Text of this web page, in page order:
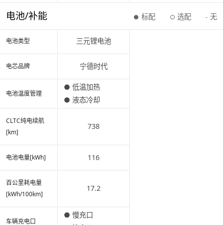
电池/补能 ● 标配 ○ 选配 - 无
电池类型
电芯品牌
电池温度管理
CLTC纯电续航
[km]
电池电量[kWh]
百公里耗电量
[kWh/100km]
车辆充电口
三元锂电池
宁德时代
● 低温加热
● 液态冷却
738
116
17.2
● 慢充口